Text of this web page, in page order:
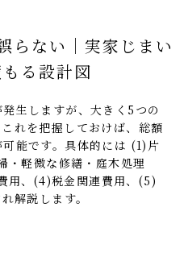
らない｜実家じまい
る設計図
生しますが、大きく5つの
れを把握しておけば、総額
能です。具体的には (1)片
・軽微な修繕・庭木処理
用、(4)税金関連費用、(5)
解説します。